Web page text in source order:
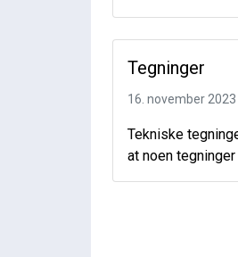
Tegninger
16. november 2023
Tekniske
at noen